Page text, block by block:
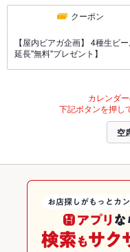
クーポン
【屋内ビアガ企画】 4種生ビ
延長"無料"プレゼント】
カレンダ
下記ボタンを押し
空